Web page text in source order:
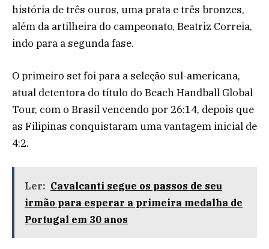
história de três ouros, uma prata e três bronzes,
além da artilheira do campeonato, Beatriz Correia,
indo para a segunda fase.
O primeiro set foi para a seleção sul-americana,
atual detentora do título do Beach Handball Global
Tour, com o Brasil vencendo por 26:14, depois que
as Filipinas conquistaram uma vantagem inicial de
4:2.
Ler: Cavalcanti segue os passos de seu
irmão para esperar a primeira medalha de
Portugal em 30 anos